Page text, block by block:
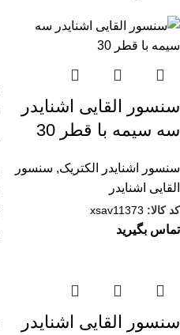
سنسور القایی اشنایدر
سه سیمه با قطر 30
سنسور اشنایدر الکتریک, سنسور
القایی اشنایدر
کد کالا: xsav11373
تماس بگیرید
سنسور القایی اشنایدر